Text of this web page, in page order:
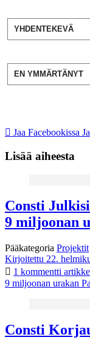
YHDENTEKEVÄ
EN YMMÄRTÄNYT
Jaa Facebookissa
Lisää aiheesta
Consti
9 miljoonan
Pääkategoria Projektit
Kirjoitettu 22.
1 kommentti
9 miljoonan urakan
Consti